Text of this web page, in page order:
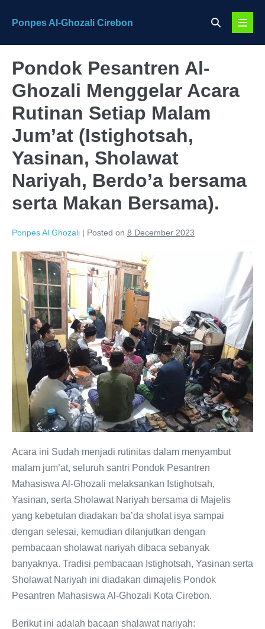
Ponpes Al-Ghozali Cirebon
Search
Menu
Pondok Pesantren Al-
Ghozali Menggelar Acara
Rutinan Setiap Malam
Jum’at (Istighotsah,
Yasinan, Sholawat
Nariyah, Berdo’a bersama
serta Makan Bersama).
Ponpes Al Ghozali | Posted on 8 December 2023
Acara ini Sudah menjadi rutinitas dalam menyambut
malam jum’at, seluruh santri Pondok Pesantren
Mahasiswa Al-Ghozali melaksankan Istighotsah,
Yasinan, serta Sholawat Nariyah bersama di Majelis
yang kebetulan diadakan ba’da sholat isya sampai
dengan selesai, kemudian dilanjutkan dengan
pembacaan sholawat nariyah dibaca sebanyak
banyaknya. Tradisi pembacaan Istighotsah, Yasinan serta
Sholawat Nariyah ini diadakan dimajelis Pondok
Pesantren Mahasiswa Al-Ghozali Kota Cirebon.
Berikut ini adalah bacaan shalawat nariyah: